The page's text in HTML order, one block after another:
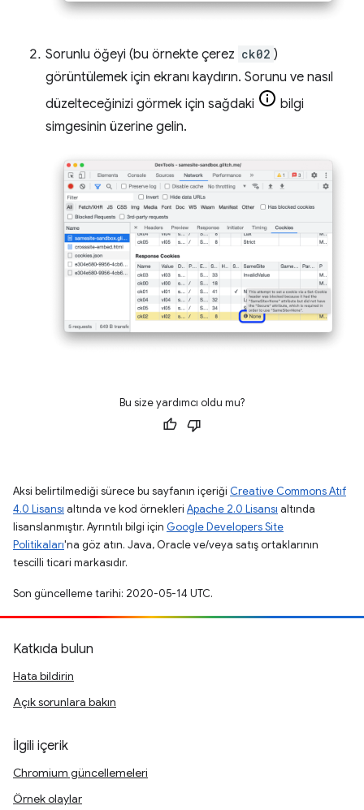
Sorunlu öğeyi (bu örnekte çerez ck02 )
görüntülemek için ekranı kaydırın. Sorunu ve nasıl
düzelteceğinizi görmek için sağdaki
bilgi
simgesinin üzerine gelin.
Bu size yardımcı oldu mu?
Aksi belirtilmediği sürece bu sayfanın içeriği Creative Commons Atıf
4.0 Lisansı altında ve kod örnekleri Apache 2.0 Lisansı altında
lisanslanmıştır. Ayrıntılı bilgi için Google Developers Site
Politikaları'na göz atın. Java, Oracle ve/veya satış ortaklarının
tescilli ticari markasıdır.
Son güncelleme tarihi: 2020-05-14 UTC.
Katkıda bulun
Hata bildirin
Açık sorunlara bakın
İlgili içerik
Chromium güncellemeleri
Örnek olaylar